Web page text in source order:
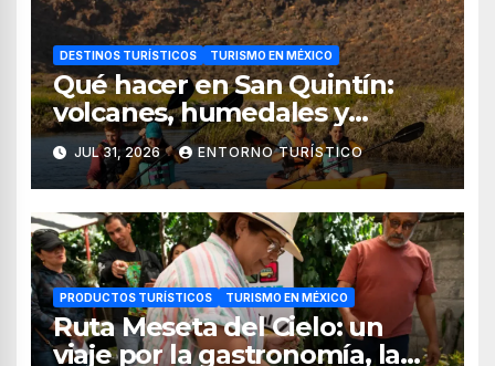
DESTINOS TURÍSTICOS TURISMO EN MÉXICO
Qué hacer en San Quintín:
volcanes, humedales y
sabores del mar
JUL 31, 2026 ENTORNO TURÍSTICO
PRODUCTOS TURÍSTICOS TURISMO EN MÉXICO
Ruta Meseta del Cielo: un
viaje por la gastronomía, la